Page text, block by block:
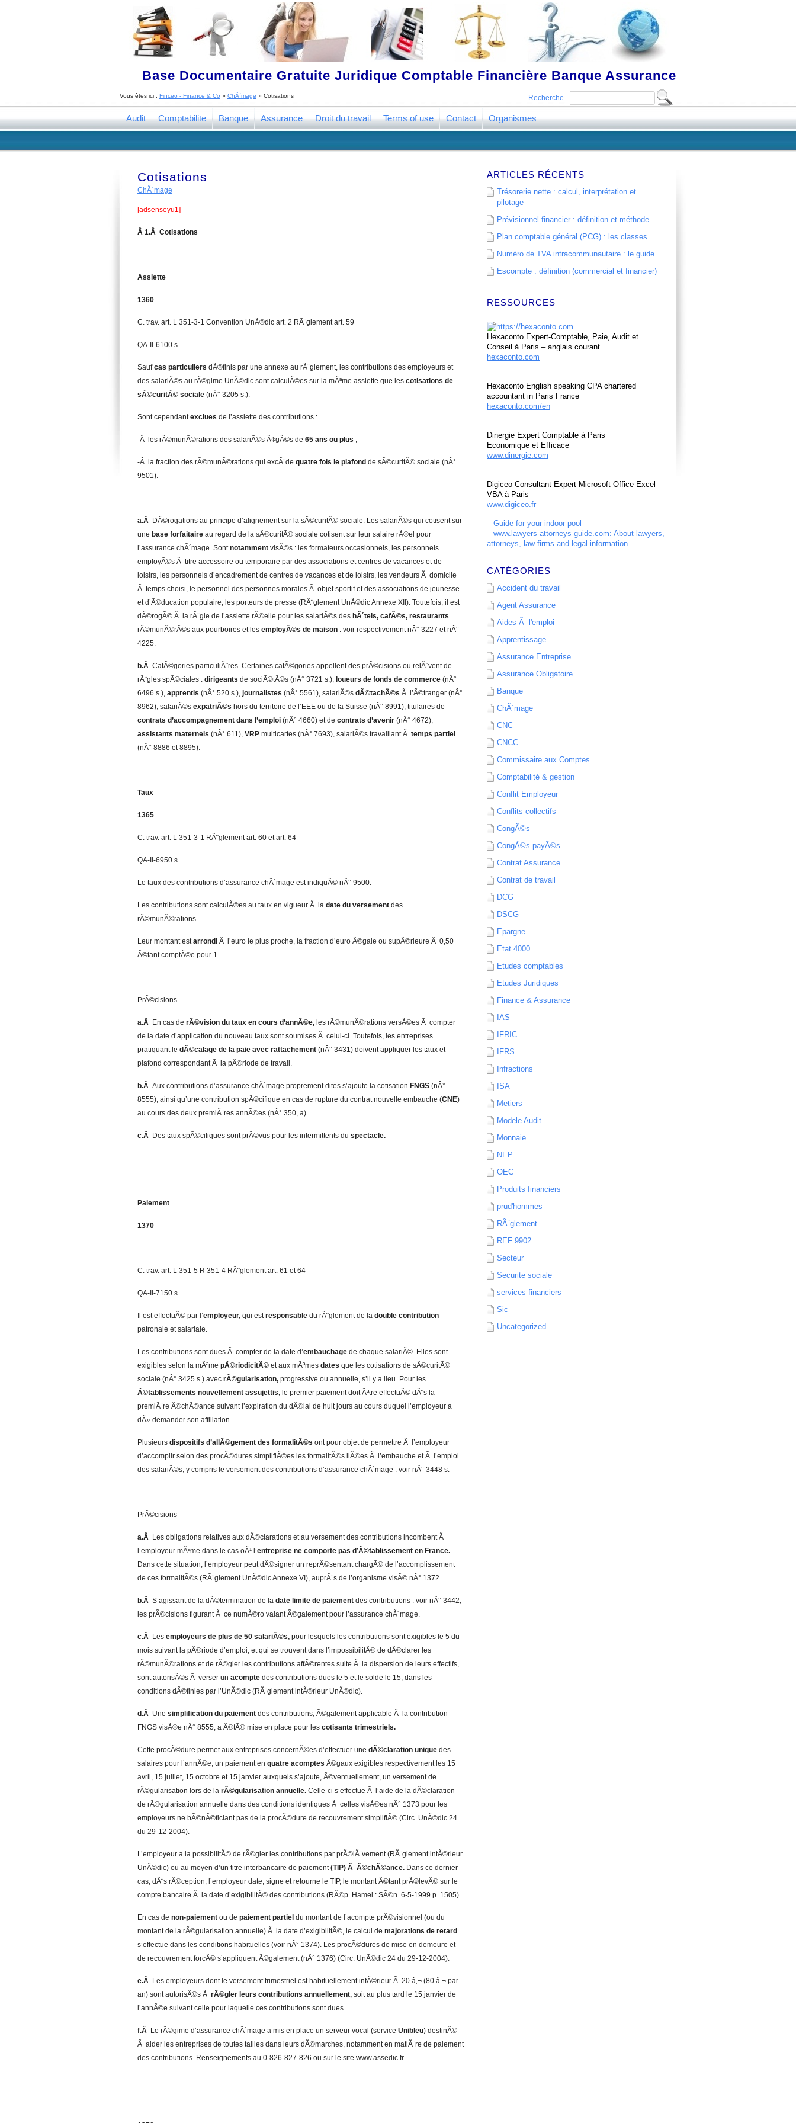
Base Documentaire Gratuite Juridique Comptable Financière Banque Assurance
Recherche
Vous êtes ici : Finceo - Finance & Co » ChÃ´mage » Cotisations
Audit Comptabilite Banque Assurance Droit du travail Terms of use Contact Organismes
Cotisations
ChÃ´mage
[adsenseyu1]
Â 1.Â Cotisations
Assiette
1360
C. trav. art. L 351-3-1 Convention UnÃ©dic art. 2 RÃ¨glement art. 59
QA-II-6100 s
Saufcas particuliers dÃ©finis par une annexe au rÃ¨glement, les contributions des employeurs et
des salariÃ©s au rÃ©gime UnÃ©dic sont calculÃ©es sur la mÃªme assiette que les cotisations de
sÃ©curitÃ© sociale (nÂ° 3205 s.).
Sont cependantexclues de l’assiette des contributions :
-Â les rÃ©munÃ©rations des salariÃ©s Ã¢gÃ©s de 65 ans ou plus ;
-Â la fraction des rÃ©munÃ©rations qui excÃ¨de quatre fois le plafond de sÃ©curitÃ© sociale (nÂ°
9501).
a.Â DÃ©rogations au principe d’alignement sur la sÃ©curitÃ© sociale. Les salariÃ©s qui cotisent sur
une base forfaitaire au regard de la sÃ©curitÃ© sociale cotisent sur leur salaire rÃ©el pour
l’assurance chÃ´mage. Sontnotamment visÃ©s : les formateurs occasionnels, les personnels
employÃ©s Ã titre accessoire ou temporaire par des associations et centres de vacances et de
loisirs, les personnels d’encadrement de centres de vacances et de loisirs, les vendeurs Ã domicile
Ã temps choisi, le personnel des personnes morales Ã objet sportif et des associations de jeunesse
et d’Ã©ducation populaire, les porteurs de presse (RÃ¨glement UnÃ©dic Annexe XII). Toutefois, il est
dÃ©rogÃ© Ã la rÃ¨gle de l’assiette rÃ©elle pour les salariÃ©s des hÃ´tels, cafÃ©s, restaurants
rÃ©munÃ©rÃ©s aux pourboires et les employÃ©s de maison : voir respectivement nÂ° 3227 et nÂ°
4225.
b.Â CatÃ©gories particuliÃ¨res. Certaines catÃ©gories appellent des prÃ©cisions ou relÃ¨vent de
rÃ¨gles spÃ©ciales : dirigeants de sociÃ©tÃ©s (nÂ° 3721 s.), loueurs de fonds de commerce (nÂ°
6496 s.), apprentis (nÂ° 520 s.), journalistes (nÂ° 5561), salariÃ©s dÃ©tachÃ©s Ã l’Ã©tranger (nÂ°
8962), salariÃ©s expatriÃ©s hors du territoire de l’EEE ou de la Suisse (nÂ° 8991), titulaires de
contrats d’accompagnement dans l’emploi (nÂ° 4660) et de contrats d’avenir (nÂ° 4672),
assistants maternels (nÂ° 611), VRP multicartes (nÂ° 7693), salariÃ©s travaillant Ã temps partiel
(nÂ° 8886 et 8895).
Taux
1365
C. trav. art. L 351-3-1 RÃ¨glement art. 60 et art. 64
QA-II-6950 s
Le taux des contributions d’assurance chÃ´mage est indiquÃ© nÂ° 9500.
Les contributions sont calculÃ©es au taux en vigueur Ã la date du versement des
rÃ©munÃ©rations.
Leur montant estarrondi Ã l’euro le plus proche, la fraction d’euro Ã©gale ou supÃ©rieure Ã 0,50
Ã©tant comptÃ©e pour 1.
PrÃ©cisions
a.Â En cas de rÃ©vision du taux en cours d’annÃ©e, les rÃ©munÃ©rations versÃ©es Ã compter
de la date d’application du nouveau taux sont soumises Ã celui-ci. Toutefois, les entreprises
pratiquant le dÃ©calage de la paie avec rattachement (nÂ° 3431) doivent appliquer les taux et
plafond correspondant Ã la pÃ©riode de travail.
b.Â Aux contributions d’assurance chÃ´mage proprement dites s’ajoute la cotisation FNGS (nÂ°
8555), ainsi qu’une contribution spÃ©cifique en cas de rupture du contrat nouvelle embauche (CNE)
au cours des deux premiÃ¨res annÃ©es (nÂ° 350, a).
c.Â Des taux spÃ©cifiques sont prÃ©vus pour les intermittents du spectacle.
Paiement
1370
C. trav. art. L 351-5 R 351-4 RÃ¨glement art. 61 et 64
QA-II-7150 s
Il est effectuÃ© par l’employeur, qui estresponsable du rÃ¨glement de la double contribution
patronale et salariale.
Les contributions sont dues Ã compter de la date d’embauchage de chaque salariÃ©. Elles sont
exigibles selon la mÃªme pÃ©riodicitÃ© et aux mÃªmes dates que les cotisations de sÃ©curitÃ©
sociale (nÂ° 3425 s.) avec rÃ©gularisation, progressive ou annuelle, s’il y a lieu. Pour les
Ã©tablissements nouvellement assujettis, le premier paiement doit Ãªtre effectuÃ© dÃ¨s la
premiÃ¨re Ã©chÃ©ance suivant l’expiration du dÃ©lai de huit jours au cours duquel l’employeur a
dÃ» demander son affiliation.
Plusieurs dispositifs d’allÃ©gement des formalitÃ©s ont pour objet de permettre Ã l’employeur
d’accomplir selon des procÃ©dures simplifiÃ©es les formalitÃ©s liÃ©es Ã l’embauche et Ã l’emploi
des salariÃ©s, y compris le versement des contributions d’assurance chÃ´mage : voir nÂ° 3448 s.
PrÃ©cisions
a.Â Les obligations relatives aux dÃ©clarations et au versement des contributions incombent Ã
l’employeur mÃªme dans le cas oÃ¹ l’entreprise ne comporte pas d’Ã©tablissement en France.
Dans cette situation, l’employeur peut dÃ©signer un reprÃ©sentant chargÃ© de l’accomplissement
de ces formalitÃ©s (RÃ¨glement UnÃ©dic Annexe VI), auprÃ¨s de l’organisme visÃ© nÂ° 1372.
b.Â S’agissant de la dÃ©termination de la date limite de paiement des contributions : voir nÂ° 3442,
les prÃ©cisions figurant Ã ce numÃ©ro valant Ã©galement pour l’assurance chÃ´mage.
c.Â Les employeurs de plus de 50 salariÃ©s, pour lesquels les contributions sont exigibles le 5 du
mois suivant la pÃ©riode d’emploi, et qui se trouvent dans l’impossibilitÃ© de dÃ©clarer les
rÃ©munÃ©rations et de rÃ©gler les contributions affÃ©rentes suite Ã la dispersion de leurs effectifs,
sont autorisÃ©s Ã verser un acompte des contributions dues le 5 et le solde le 15, dans les
conditions dÃ©finies par l’UnÃ©dic (RÃ¨glement intÃ©rieur UnÃ©dic).
d.Â Une simplification du paiement des contributions, Ã©galement applicable Ã la contribution
FNGS visÃ©e nÂ° 8555, a Ã©tÃ© mise en place pour les cotisants trimestriels.
Cette procÃ©dure permet aux entreprises concernÃ©es d’effectuer une dÃ©claration unique des
salaires pour l’annÃ©e, un paiement en quatre acomptes Ã©gaux exigibles respectivement les 15
avril, 15 juillet, 15 octobre et 15 janvier auxquels s’ajoute, Ã©ventuellement, un versement de
rÃ©gularisation lors de la rÃ©gularisation annuelle. Celle-ci s’effectue Ã l’aide de la dÃ©claration
de rÃ©gularisation annuelle dans des conditions identiques Ã celles visÃ©es nÂ° 1373 pour les
employeurs ne bÃ©nÃ©ficiant pas de la procÃ©dure de recouvrement simplifiÃ© (Circ. UnÃ©dic 24
du 29-12-2004).
L’employeur a la possibilitÃ© de rÃ©gler les contributions par prÃ©lÃ¨vement (RÃ¨glement intÃ©rieur
UnÃ©dic) ou au moyen d’un titre interbancaire de paiement(TIP) Ã Ã©chÃ©ance. Dans ce dernier
cas, dÃ¨s rÃ©ception, l’employeur date, signe et retourne le TIP, le montant Ã©tant prÃ©levÃ© sur le
compte bancaire Ã la date d’exigibilitÃ© des contributions (RÃ©p. Hamel : SÃ©n. 6-5-1999 p. 1505).
En cas de non-paiement ou de paiement partiel du montant de l’acompte prÃ©visionnel (ou du
montant de la rÃ©gularisation annuelle) Ã la date d’exigibilitÃ©, le calcul de majorations de retard
s’effectue dans les conditions habituelles (voir nÂ° 1374). Les procÃ©dures de mise en demeure et
de recouvrement forcÃ© s’appliquent Ã©galement (nÂ° 1376) (Circ. UnÃ©dic 24 du 29-12-2004).
e.Â Les employeurs dont le versement trimestriel est habituellement infÃ©rieur Ã 20 â‚¬ (80 â‚¬ par
an) sont autorisÃ©s Ã rÃ©gler leurs contributions annuellement, soit au plus tard le 15 janvier de
l’annÃ©e suivant celle pour laquelle ces contributions sont dues.
f.Â Le rÃ©gime d’assurance chÃ´mage a mis en place un serveur vocal (service Unibleu) destinÃ©
Ã aider les entreprises de toutes tailles dans leurs dÃ©marches, notamment en matiÃ¨re de paiement
des contributions. Renseignements au 0-826-827-826 ou sur le site www.assedic.fr
ARTICLES RÉCENTS
Trésorerie nette : calcul, interprétation et
pilotage
Prévisionnel financier : définition et méthode
Plan comptable général (PCG) : les classes
Numéro de TVA intracommunautaire : le guide
Escompte : définition (commercial et financier)
RESSOURCES
Hexaconto Expert-Comptable, Paie, Audit et
Conseil à Paris – anglais courant
hexaconto.com
Hexaconto English speaking CPA chartered
accountant in Paris France
hexaconto.com/en
Dinergie Expert Comptable à Paris
Economique et Efficace
www.dinergie.com
Digiceo Consultant Expert Microsoft Office Excel
VBA à Paris
www.digiceo.fr
– Guide for your indoor pool
– www.lawyers-attorneys-guide.com: About lawyers,
attorneys, law firms and legal information
CATÉGORIES
Accident du travail
Agent Assurance
Aides Ã l'emploi
Apprentissage
Assurance Entreprise
Assurance Obligatoire
Banque
ChÃ´mage
CNC
CNCC
Commissaire aux Comptes
Comptabilité & gestion
Conflit Employeur
Conflits collectifs
CongÃ©s
CongÃ©s payÃ©s
Contrat Assurance
Contrat de travail
DCG
DSCG
Epargne
Etat 4000
Etudes comptables
Etudes Juridiques
Finance & Assurance
IAS
IFRIC
IFRS
Infractions
ISA
Metiers
Modele Audit
Monnaie
NEP
OEC
Produits financiers
prud'hommes
RÃ¨glement
REF 9902
Secteur
Securite sociale
services financiers
Sic
Uncategorized